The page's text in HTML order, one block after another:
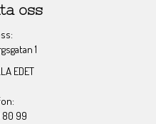
oss
1
EDET
80 99